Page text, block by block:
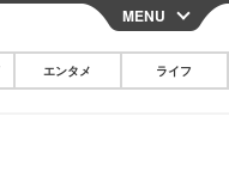
CLOSE
MENU
エンタメ ライフ